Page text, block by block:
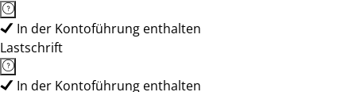
In der Kontoführung enthalten
Lastschrift
In der Kontoführung enthalten